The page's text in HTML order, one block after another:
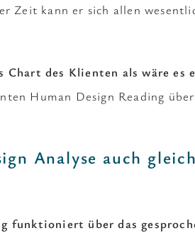
Zeit kann er sich allen
Chart des Klienten als wäre es
Human Design Reading
Analyse auch
funktioniert über das